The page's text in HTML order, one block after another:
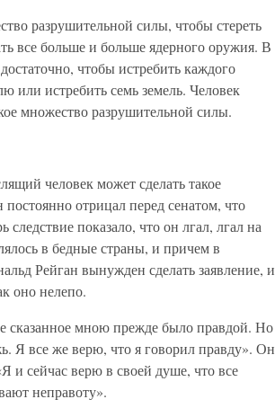
разрушительной силы, чтобы стереть
все больше и больше ядерного оружия. В
чтобы истребить каждого
или истребить семь земель. Человек
множество разрушительной силы.
человек может сделать такое
отрицал перед сенатом, что
показало, что он лгал, лгал на
в бедные страны, и причем в
Рейган вынужден сделать заявление, и
оно нелепо.
сказанное мною прежде было правдой. Но
Я все же верю, что я говорил правду». Он
и сейчас верю в своей душе, что все
неправоту».